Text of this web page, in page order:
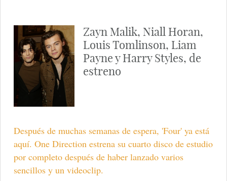
Zayn Malik, Niall Horan,
Louis Tomlinson, Liam
Payne y Harry Styles, de
estreno
Después de muchas semanas de espera, 'Four' ya está
aquí. One Direction estrena su cuarto disco de estudio
por completo después de haber lanzado varios
sencillos y un videoclip.